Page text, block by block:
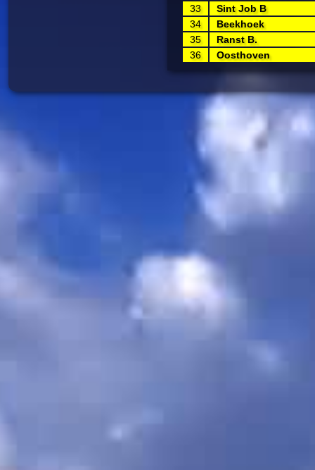
33
Sint Job B
34
Beekhoek
35
Ranst B.
36
Oosthoven